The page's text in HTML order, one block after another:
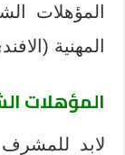
المؤهلات
المهنية
المؤهلات
لابد